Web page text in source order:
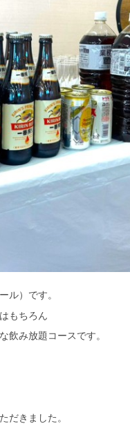
ル）です。
もちろん
飲み放題コースです。
だきました。